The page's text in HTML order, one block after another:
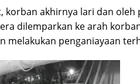
korban akhirnya lari dan oleh
dilemparkan ke arah
melakukan penganiayaan